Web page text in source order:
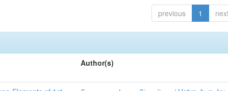
previous 1
Author(s)